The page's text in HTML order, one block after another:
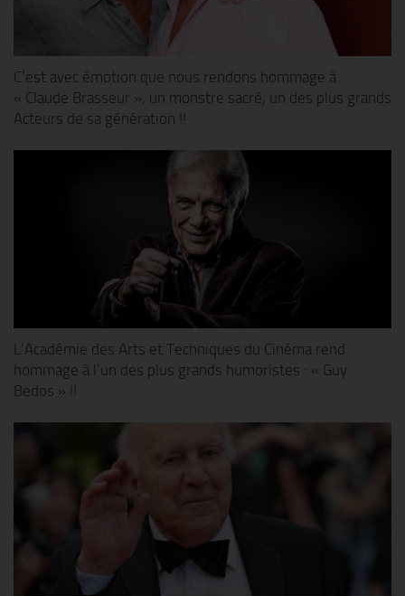
C’est avec émotion que nous rendons hommage à
« Claude Brasseur », un monstre sacré, un des plus grands
Acteurs de sa génération !!
L’Académie des Arts et Techniques du Cinéma rend
hommage à l’un des plus grands humoristes : « Guy
Bedos » !!